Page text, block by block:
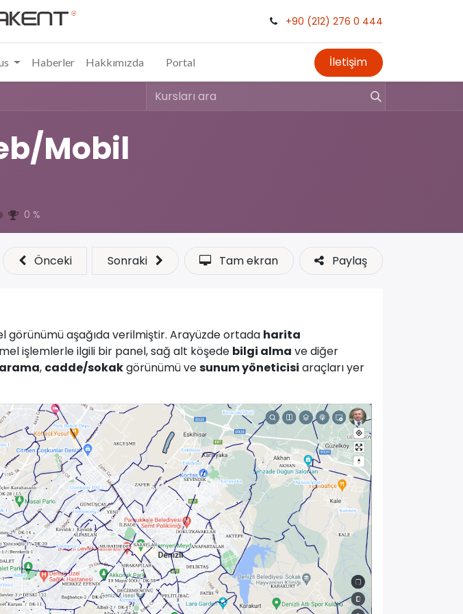
+90 (212) 276 0 444
Haberler Hakkımızda Portal İletişim
Mobil
0 %
Önceki Sonraki Tam ekran Paylaş
görünümü aşağıda verilmiştir. Arayüzde ortada harita
işlemlerle ilgili bir panel, sağ alt köşede bilgi alma ve diğer
arama, cadde/sokakgörünümü vesunum yöneticisi araçları yer